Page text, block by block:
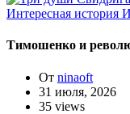
Интересная история
Тимошенко и
От ninaoft
31 июля, 2026
35 views